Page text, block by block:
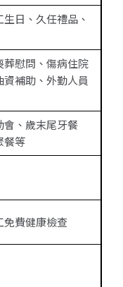
日、久任禮品、
慰問、傷病住院
補助、外勤人員
會、歲末尾牙餐
餐等
免費健康檢查